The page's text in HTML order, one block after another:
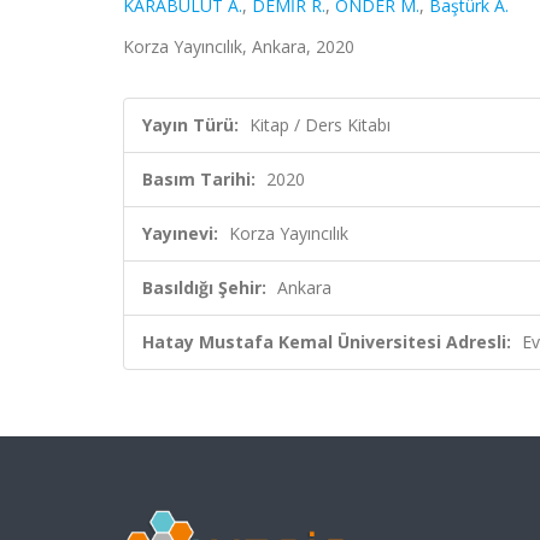
KARABULUT A., DEMİR R., ÖNDER M., Baştürk A.
Korza Yayıncılık, Ankara, 2020
Yayın Türü: Kitap / Ders Kitabı
Basım Tarihi: 2020
Yayınevi: Korza Yayıncılık
Basıldığı Şehir: Ankara
Hatay Mustafa Kemal Üniversitesi Adresli: